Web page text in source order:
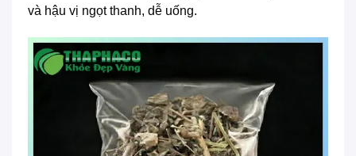
và hậu vị ngọt thanh, dễ uống.